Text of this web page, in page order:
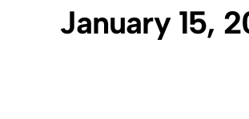
January 15,